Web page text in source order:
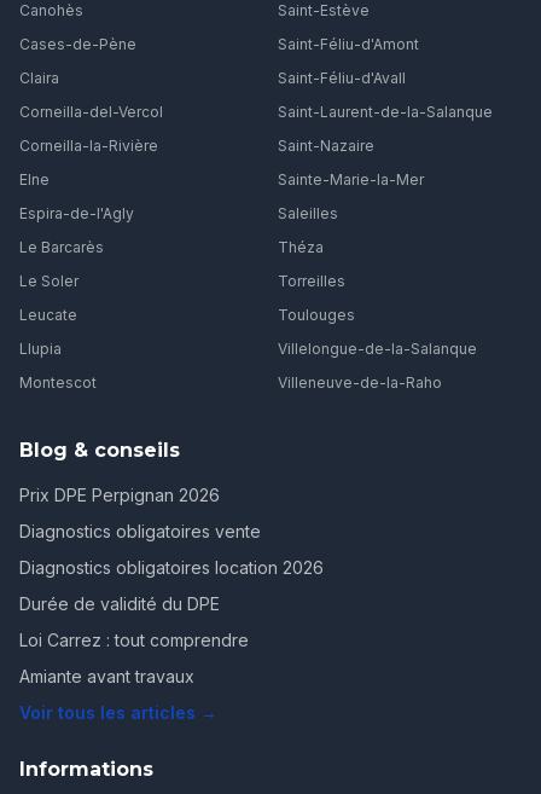
Canohès
Cases-de-Pène
Claira
Corneilla-del-Vercol
Corneilla-la-Rivière
Elne
Espira-de-l'Agly
Le Barcarès
Le Soler
Leucate
Llupia
Montescot
Saint-Estève
Saint-Féliu-d'Amont
Saint-Féliu-d'Avall
Saint-Laurent-de-la-Salanque
Saint-Nazaire
Sainte-Marie-la-Mer
Saleilles
Théza
Torreilles
Toulouges
Villelongue-de-la-Salanque
Villeneuve-de-la-Raho
Blog & conseils
Prix DPE Perpignan 2026
Diagnostics obligatoires vente
Diagnostics obligatoires location 2026
Durée de validité du DPE
Loi Carrez : tout comprendre
Amiante avant travaux
Voir tous les articles →
Informations